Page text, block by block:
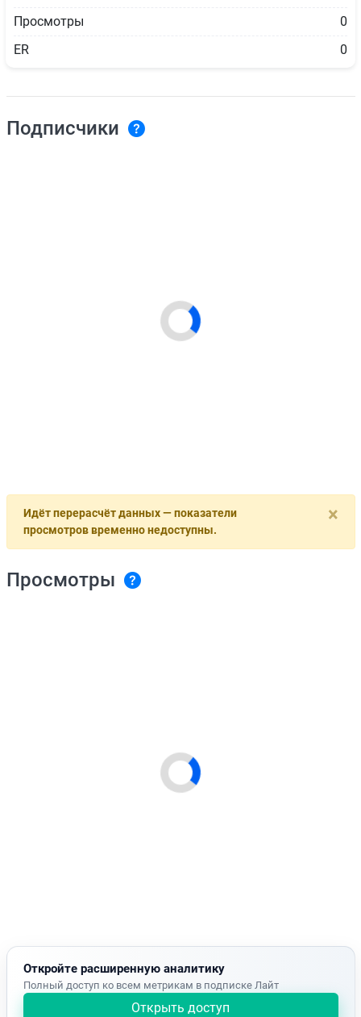
Просмотры
0
ER
0
Подписчики
×
Идёт перерасчёт данных — показатели
просмотров временно недоступны.
Просмотры
Откройте расширенную аналитику
Полный доступ ко всем метрикам в подписке Лайт
Открыть доступ